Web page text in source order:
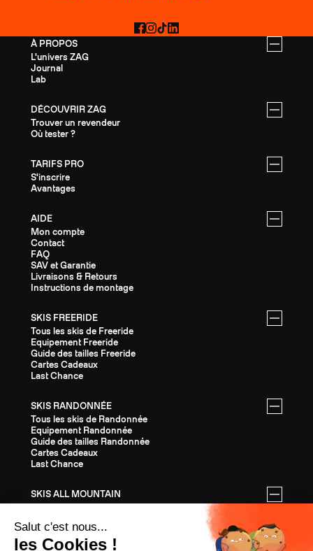
À PROPOS
L'univers ZAG
Journal
Lab
DÉCOUVRIR ZAG
Trouver un revendeur
Où tester ?
TARIFS PRO
S'inscrire
Avantages
AIDE
Mon compte
Contact
FAQ
SAV et Garantie
Livraisons & Retours
Instructions de montage
SKIS FREERIDE
Tous les skis de Freeride
Equipement Freeride
Guide des tailles Freeride
Cartes Cadeaux
Last Chance
SKIS RANDONNÉE
Tous les skis de Randonnée
Equipement Randonnée
Guide des tailles Randonnée
Cartes Cadeaux
Last Chance
SKIS ALL MOUNTAIN
Guide des tailles All Mountain
Cartes Cadeaux
Facebook
Instagram
TikTokLinkedIn